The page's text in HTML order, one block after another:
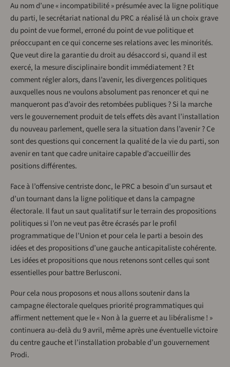
Au nom d’une « incompatibilité » présumée avec la ligne politique
du parti, le secrétariat national du PRC a réalisé là un choix grave
du point de vue formel, erroné du point de vue politique et
préoccupant en ce qui concerne ses relations avec les minorités.
Que veut dire la garantie du droit au désaccord si, quand il est
exercé, la mesure disciplinaire bondit immédiatement ? Et
comment régler alors, dans l’avenir, les divergences politiques
auxquelles nous ne voulons absolument pas renoncer et qui ne
manqueront pas d’avoir des retombées publiques ? Si la marche
vers le gouvernement produit de tels effets dès avant l’installation
du nouveau parlement, quelle sera la situation dans l’avenir ? Ce
sont des questions qui concernent la qualité de la vie du parti, son
avenir en tant que cadre unitaire capable d’accueillir des
positions différentes.
Face à l’offensive centriste donc, le PRC a besoin d’un sursaut et
d’un tournant dans la ligne politique et dans la campagne
électorale. Il faut un saut qualitatif sur le terrain des propositions
politiques si l’on ne veut pas être écrasés par le profil
programmatique de l’Union et pour cela le parti a besoin des
idées et des propositions d’une gauche anticapitaliste cohérente.
Les idées et propositions que nous retenons sont celles qui sont
essentielles pour battre Berlusconi.
Pour cela nous proposons et nous allons soutenir dans la
campagne électorale quelques priorité programmatiques qui
affirment nettement que le « Non à la guerre et au libéralisme ! »
continuera au-delà du 9 avril, même après une éventuelle victoire
du centre gauche et l’installation probable d’un gouvernement
Prodi.